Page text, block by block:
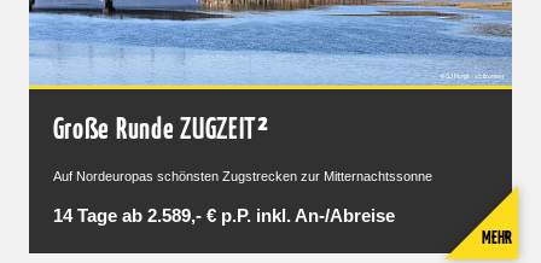
Große Runde ZUGZEIT²
Auf Nordeuropas schönsten Zugstrecken zur Mitternachtssonne
14 Tage ab 2.589,- € p.P. inkl. An-/Abreise
MEHR